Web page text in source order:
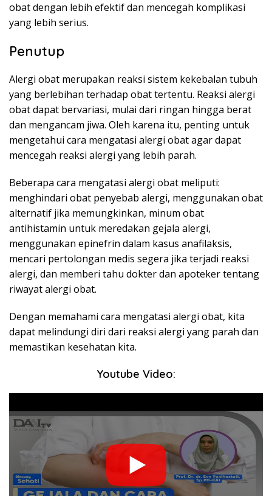
obat dengan lebih efektif dan mencegah komplikasi
yang lebih serius.
Penutup
Alergi obat merupakan reaksi sistem kekebalan tubuh
yang berlebihan terhadap obat tertentu. Reaksi alergi
obat dapat bervariasi, mulai dari ringan hingga berat
dan mengancam jiwa. Oleh karena itu, penting untuk
mengetahui cara mengatasi alergi obat agar dapat
mencegah reaksi alergi yang lebih parah.
Beberapa cara mengatasi alergi obat meliputi:
menghindari obat penyebab alergi, menggunakan obat
alternatif jika memungkinkan, minum obat
antihistamin untuk meredakan gejala alergi,
menggunakan epinefrin dalam kasus anafilaksis,
mencari pertolongan medis segera jika terjadi reaksi
alergi, dan memberi tahu dokter dan apoteker tentang
riwayat alergi obat.
Dengan memahami cara mengatasi alergi obat, kita
dapat melindungi diri dari reaksi alergi yang parah dan
memastikan kesehatan kita.
Youtube Video: